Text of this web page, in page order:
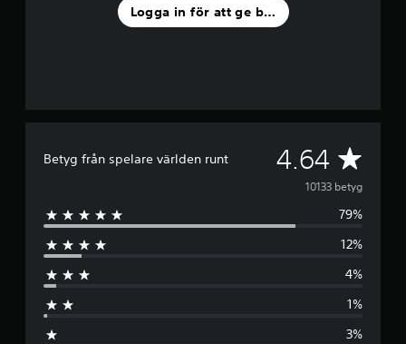
Logga in för att ge betyg
Betyg från spelare världen runt 4.64 G
e
n
o
m
10133 betyg
79%
12%
4%
1%
3%